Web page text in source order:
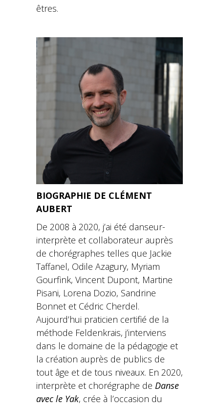
êtres.
BIOGRAPHIE DE CLÉMENT
AUBERT
De 2008 à 2020, j’ai été danseur-
interprète et collaborateur auprès
de chorégraphes telles que Jackie
Taffanel, Odile Azagury, Myriam
Gourfink, Vincent Dupont, Martine
Pisani, Lorena Dozio, Sandrine
Bonnet et Cédric Cherdel.
Aujourd’hui praticien certifié de la
méthode Feldenkrais, j’interviens
dans le domaine de la pédagogie et
la création auprès de publics de
tout âge et de tous niveaux. En 2020,
interprète et chorégraphe de Danse
avec le Yak, crée à l’occasion du